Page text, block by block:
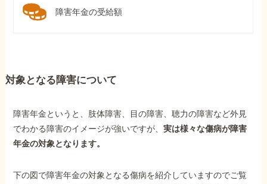
障害年金の受給額
対象となる障害について
障害年金というと、肢体障害、目の障害、聴力の障害など外見
でわかる障害のイメージが強いですが、実は様々な傷病が障害
年金の対象となります。
下の図で障害年金の対象となる傷病を紹介していますのでご覧